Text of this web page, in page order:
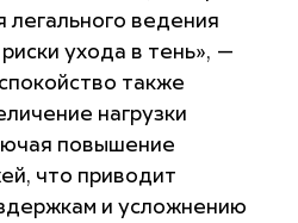
легального ведения
ухода в тень», —
также
нагрузки
повышение
что приводит
и усложнению